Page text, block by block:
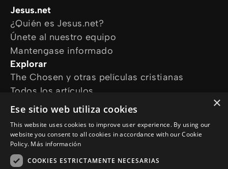
Jesus.net
¿Quién es Jesus.net?
Únete al nuestro equipo
Mantengase informado
Explorar
The Chosen y otras películas cristianas
Todos los artículos
Cursos online
¿Cómo podemos ayudarte?
Devocional diario
Necesito oración
×
Ese sitio web utiliza cookies
This website uses cookies to improve user experience. By using our
website you consent to all cookies in accordance with our Cookie
Policy. Más información
COOKIES ESTRICTAMENTE NECESARIAS